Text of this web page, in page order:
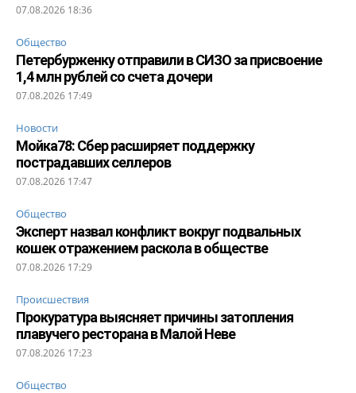
07.08.2026 18:36
Общество
Петербурженку отправили в СИЗО за присвоение
1,4 млн рублей со счета дочери
07.08.2026 17:49
Новости
Мойка78: Сбер расширяет поддержку
пострадавших селлеров
07.08.2026 17:47
Общество
Эксперт назвал конфликт вокруг подвальных
кошек отражением раскола в обществе
07.08.2026 17:29
Происшествия
Прокуратура выясняет причины затопления
плавучего ресторана в Малой Неве
07.08.2026 17:23
Общество